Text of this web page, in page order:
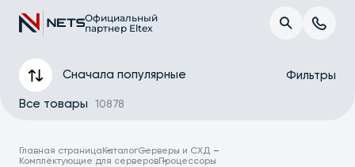
Официальный
партнер Eltex
Главная страница КаталогСерверы и СХД
Комплектующие для серверовПроцессоры
Все товары 10878
Сначала популярные Фильтры